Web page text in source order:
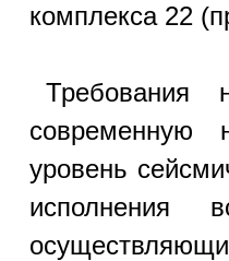
комплекса 22
Требования
современную
уровень
исполнения